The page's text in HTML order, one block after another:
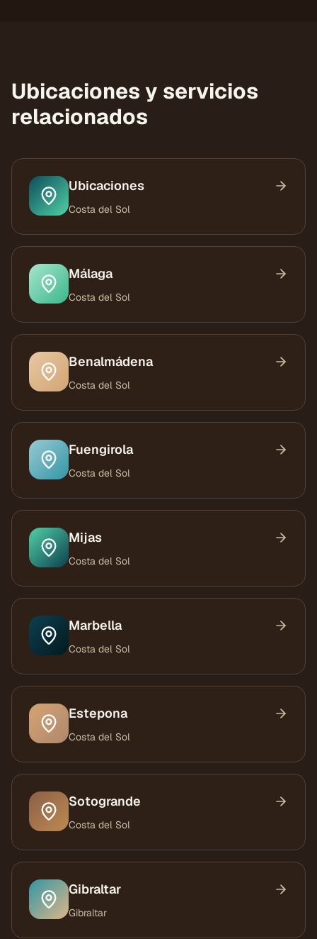
Ubicaciones y servicios
relacionados
Ubicaciones
Costa del Sol
Málaga
Costa del Sol
Benalmádena
Costa del Sol
Fuengirola
Costa del Sol
Mijas
Costa del Sol
Marbella
Costa del Sol
Estepona
Costa del Sol
Sotogrande
Costa del Sol
Gibraltar
Gibraltar